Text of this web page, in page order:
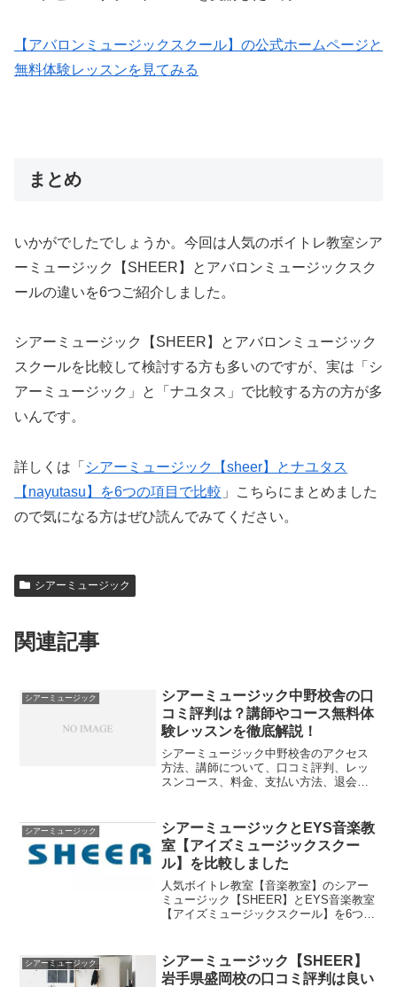
【アバロンミュージックスクール】の公式ホームページと
無料体験レッスンを見てみる
まとめ
いかがでしたでしょうか。今回は人気のボイトレ教室シア
ーミュージック【SHEER】とアバロンミュージックスク
ールの違いを6つご紹介しました。
シアーミュージック【SHEER】とアバロンミュージック
スクールを比較して検討する方も多いのですが、実は「シ
アーミュージック」と「ナユタス」で比較する方の方が多
いんです。
詳しくは「 シアーミュージック【sheer】とナユタス
【nayutasu】を6つの項目で比較 」こちらにまとめました
ので気になる方はぜひ読んでみてください。
シアーミュージック
関連記事
シアーミュージック
シアーミュージック中野校舎の口
コミ評判は？講師やコース無料体
験レッスンを徹底解説！
シアーミュージック中野校舎のアクセス
方法、講師について、口コミ評判、レッ
スンコース、料金、支払い方法、退会解
す。シアーミュージック中野校舎のアク
セス方法と場所最寄り駅J...
シアーミュージック
シアーミュージックとEYS音楽教
室【アイズミュージックスクー
ル】を比較しました
人気ボイトレ教室【音楽教室】のシアー
ミュージック【SHEER】とEYS音楽教室
【アイズミュージックスクール】を6つの
額料金」「2.入会金」「3.月謝と入会金以
外の料金...
シアーミュージック
シアーミュージック【SHEER】
岩手県盛岡校の口コミ評判は良い